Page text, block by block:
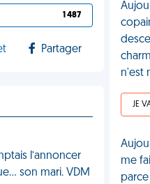
1 487
Partager
l’annoncer
son mari. VDM
n'est
me